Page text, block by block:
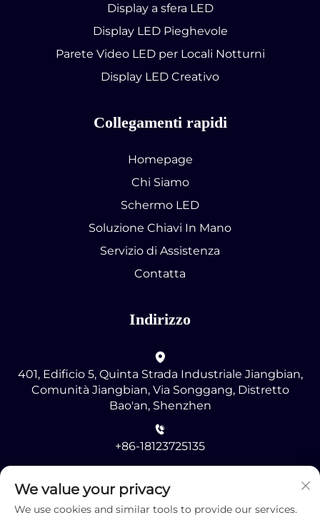
Display a sfera LED
Display LED Pieghevole
Parete Video LED per Locali Notturni
Display LED Creativo
Collegamenti rapidi
Homepage
Chi Siamo
Schermo LED
Soluzione Chiavi In Mano
Servizio di Assistenza
Contatta
Indirizzo
401, Edificio 5, Quinta Strada Industriale Jiangbian,
Comunità Jiangbian, Via Songgang, Distretto
Bao'an, Shenzhen
+86-18123725135
[email protected]
We value your privacy
We use cookies and similar tools to provide our services.